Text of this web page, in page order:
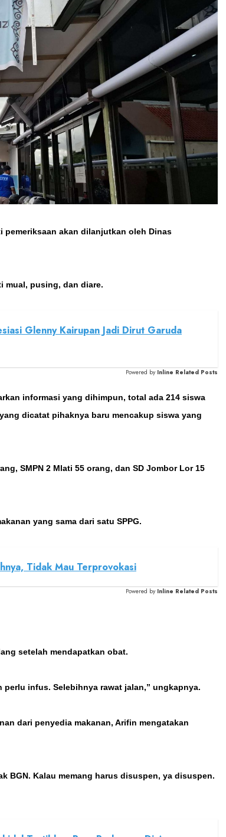
pemeriksaan akan dilanjutkan oleh Dinas
mual, pusing, dan diare.
Glenny Kairupan Jadi Dirut Garuda
Powered by Inline Related Posts
informasi yang dihimpun, total ada 214 siswa
dicatat pihaknya baru mencakup siswa yang
SMPN 2 Mlati 55 orang, dan SD Jombor Lor 15
yang sama dari satu SPPG.
Tidak Mau Terprovokasi
Powered by Inline Related Posts
setelah mendapatkan obat.
perlu infus. Selebihnya rawat jalan,” ungkapnya.
dari penyedia makanan, Arifin mengatakan
BGN. Kalau memang harus disuspen, ya disuspen.